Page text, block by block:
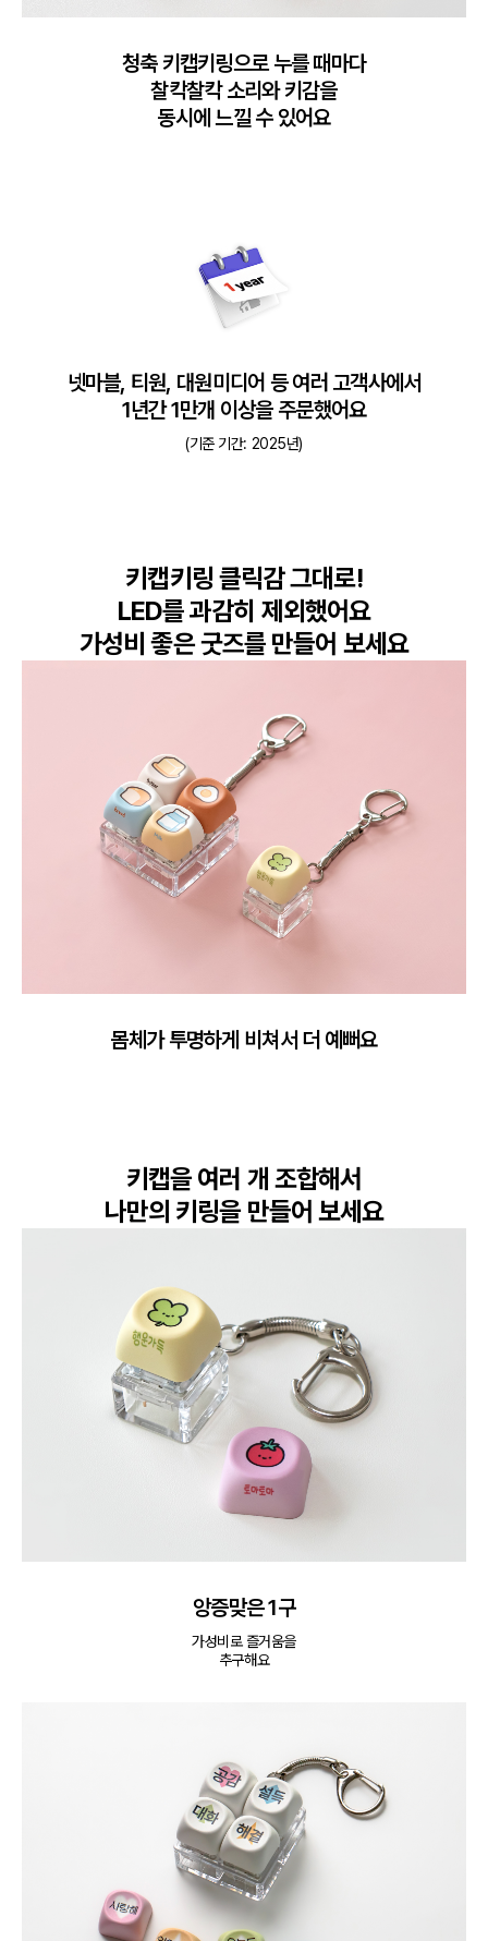
청축 키캡키링으로 누를 때마다
찰칵찰칵 소리와 키감을
동시에 느낄 수 있어요
넷마블, 티원, 대원미디어 등 여러 고객사에서
1년간 1만개 이상을 주문했어요
(기준 기간: 2025년)
키캡키링 클릭감 그대로!
LED를 과감히 제외했어요
가성비 좋은 굿즈를 만들어 보세요
몸체가 투명하게 비쳐서 더 예뻐요
키캡을 여러 개 조합해서
나만의 키링을 만들어 보세요
앙증맞은 1구
가성비로 즐거움을
추구해요